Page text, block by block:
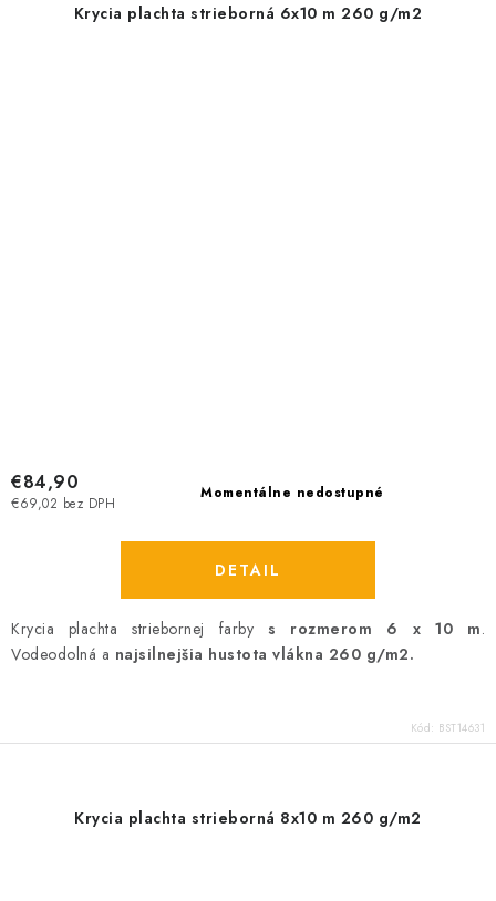
Krycia plachta strieborná 6x10 m 260 g/m2
Momentálne nedostupné
€69,02 bez DPH
€84,90
DETAIL
Krycia plachta striebornej farbys rozmerom 6 x 10 m.
Vodeodolná a najsilnejšia hustota vlákna 260 g/m2.
Kód: BST14631
Krycia plachta strieborná 8x10 m 260 g/m2